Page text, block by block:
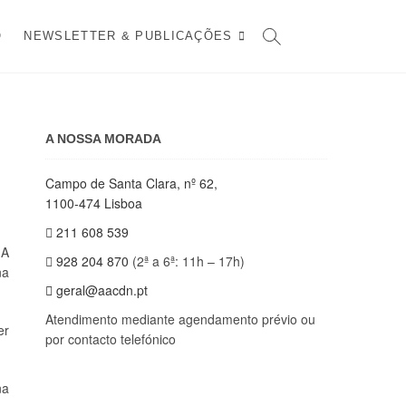
NEWSLETTER & PUBLICAÇÕES
A NOSSA MORADA
Campo de Santa Clara, nº 62,
1100-474 Lisboa
211 608 539
928 204 870 (2ª a 6ª: 11h – 17h)
geral@aacdn.pt
Atendimento mediante agendamento prévio ou
por contacto telefónico